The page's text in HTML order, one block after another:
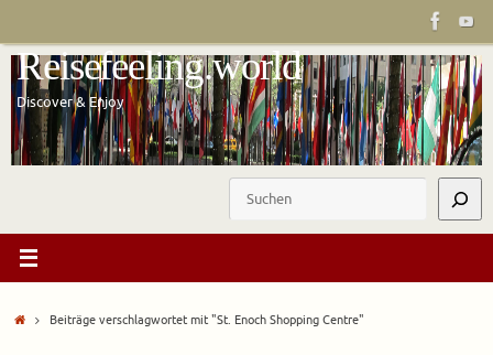
springen
Reisefeeling.world
Discover & Enjoy
StartBeiträge verschlagwortet mit "St. Enoch Shopping Centre"